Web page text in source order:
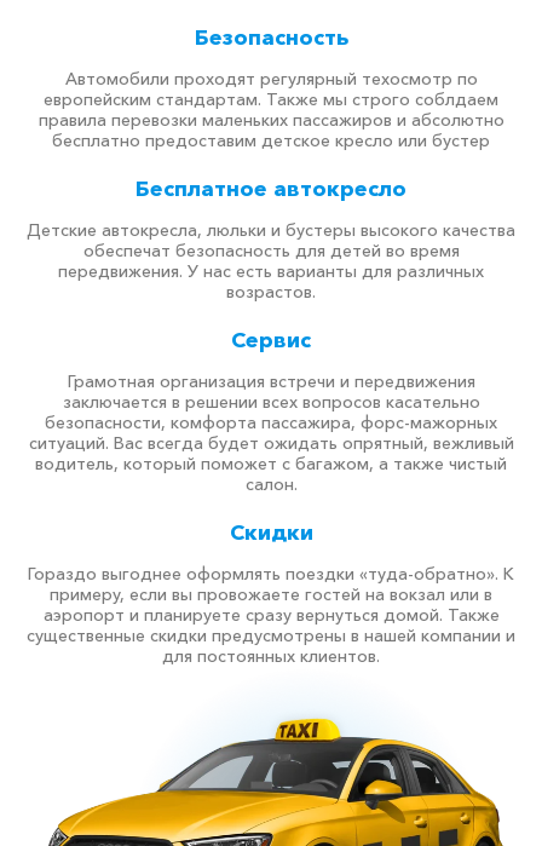
Безопасность
Автомобили проходят регулярный техосмотр по
европейским стандартам. Также мы строго соблдаем
правила перевозки маленьких пассажиров и абсолютно
бесплатно предоставим детское кресло или бустер
Бесплатное автокресло
Детские автокресла, люльки и бустеры высокого качества
обеспечат безопасность для детей во время
передвижения. У нас есть варианты для различных
возрастов.
Сервис
Грамотная организация встречи и передвижения
заключается в решении всех вопросов касательно
безопасности, комфорта пассажира, форс-мажорных
ситуаций. Вас всегда будет ожидать опрятный, вежливый
водитель, который поможет с багажом, а также чистый
салон.
Скидки
Гораздо выгоднее оформлять поездки «туда-обратно». К
примеру, если вы провожаете гостей на вокзал или в
аэропорт и планируете сразу вернуться домой. Также
существенные скидки предусмотрены в нашей компании и
для постоянных клиентов.